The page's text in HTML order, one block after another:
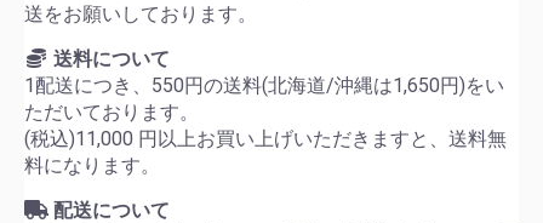
送をお願いしております。
送料について
1配送につき、550円の送料(北海道/沖縄は1,650円)をい
ただいております。
(税込)11,000 円以上お買い上げいただきますと、送料無
料になります。
配送について